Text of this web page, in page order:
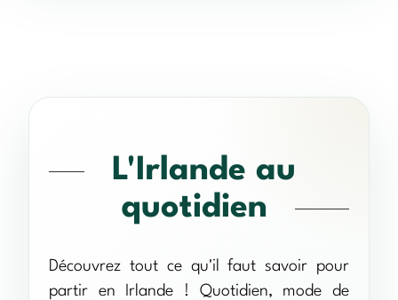
L'Irlande au
quotidien
Découvrez tout ce qu'il faut savoir pour
partir en Irlande ! Quotidien, mode de